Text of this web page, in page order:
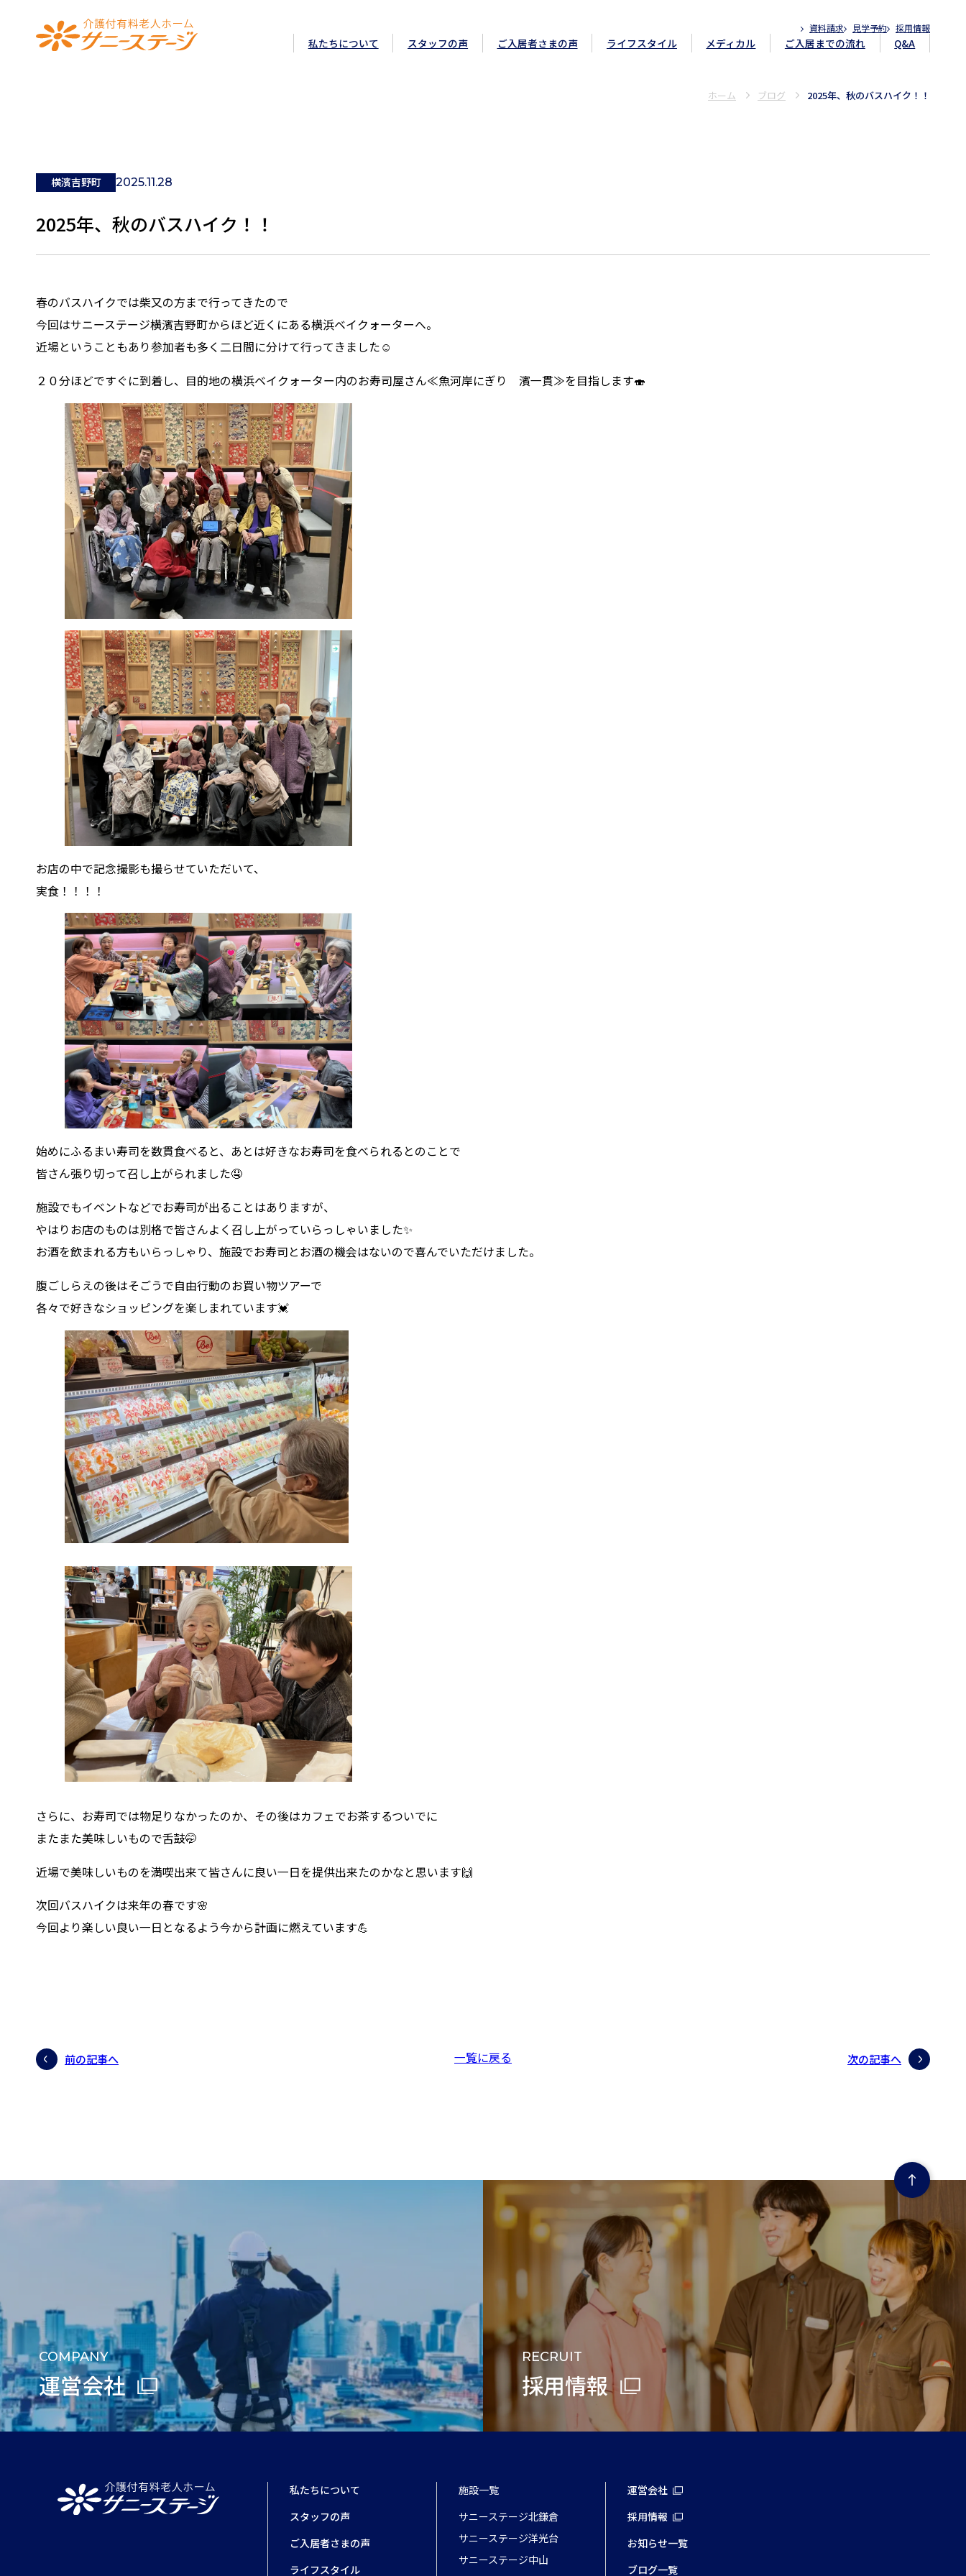
介護付有料老人ホーム サニーステージ
資料請求 見学予約 採用情報
私たちについて スタッフの声 ご入居者さまの声 ライフスタイル メディカル ご入居までの流れ Q&A
ホーム ブログ 2025年、秋のバスハイク！！
横濱吉野町 2025.11.28
2025年、秋のバスハイク！！
春のバスハイクでは柴又の方まで行ってきたので
今回はサニーステージ横濱吉野町からほど近くにある横浜ベイクォーターへ。
近場ということもあり参加者も多く二日間に分けて行ってきました☺
２０分ほどですぐに到着し、目的地の横浜ベイクォーター内のお寿司屋さん≪魚河岸にぎり 濱一貫≫を目指します🍣
お店の中で記念撮影も撮らせていただいて、
実食！！！！
始めにふるまい寿司を数貫食べると、あとは好きなお寿司を食べられるとのことで
皆さん張り切って召し上がられました🤤
施設でもイベントなどでお寿司が出ることはありますが、
やはりお店のものは別格で皆さんよく召し上がっていらっしゃいました✨
お酒を飲まれる方もいらっしゃり、施設でお寿司とお酒の機会はないので喜んでいただけました。
腹ごしらえの後はそごうで自由行動のお買い物ツアーで
各々で好きなショッピングを楽しまれています💓
さらに、お寿司では物足りなかったのか、その後はカフェでお茶するついでに
またまた美味しいもので舌鼓🤭
近場で美味しいものを満喫出来て皆さんに良い一日を提供出来たのかなと思います🙌
次回バスハイクは来年の春です🌸
今回より楽しい良い一日となるよう今から計画に燃えています💪
前の記事へ 一覧に戻る 次の記事へ
ページの先頭にもどる
COMPANY
運営会社
RECRUIT
採用情報
私たちについて
スタッフの声
ご入居者さまの声
ライフスタイル
施設一覧
サニーステージ北鎌倉
サニーステージ洋光台
サニーステージ中山
運営会社
採用情報
お知らせ一覧
ブログ一覧